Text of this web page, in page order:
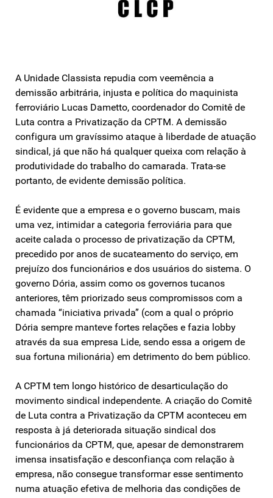
A Unidade Classista repudia com veemência a
demissão arbitrária, injusta e política do maquinista
ferroviário Lucas Dametto, coordenador do Comitê de
Luta contra a Privatização da CPTM. A demissão
configura um gravíssimo ataque à liberdade de atuação
sindical, já que não há qualquer queixa com relação à
produtividade do trabalho do camarada. Trata-se
portanto, de evidente demissão política.
É evidente que a empresa e o governo buscam, mais
uma vez, intimidar a categoria ferroviária para que
aceite calada o processo de privatização da CPTM,
precedido por anos de sucateamento do serviço, em
prejuízo dos funcionários e dos usuários do sistema. O
governo Dória, assim como os governos tucanos
anteriores, têm priorizado seus compromissos com a
chamada “iniciativa privada” (com a qual o próprio
Dória sempre manteve fortes relações e fazia lobby
através da sua empresa Lide, sendo essa a origem de
sua fortuna milionária) em detrimento do bem público.
A CPTM tem longo histórico de desarticulação do
movimento sindical independente. A criação do Comitê
de Luta contra a Privatização da CPTM aconteceu em
resposta à já deteriorada situação sindical dos
funcionários da CPTM, que, apesar de demonstrarem
imensa insatisfação e desconfiança com relação à
empresa, não consegue transformar esse sentimento
numa atuação efetiva de melhoria das condições de